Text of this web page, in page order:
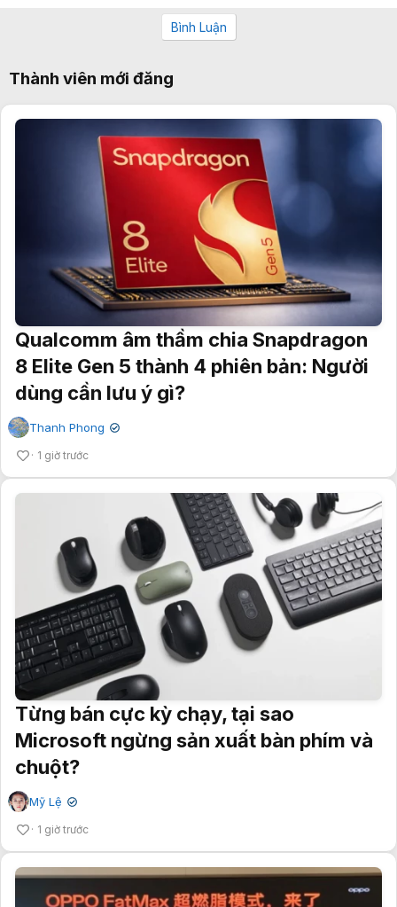
Bình Luận
Thành viên mới đăng
Qualcomm âm thầm chia Snapdragon
8 Elite Gen 5 thành 4 phiên bản: Người
dùng cần lưu ý gì?
Thanh Phong ✔
1 giờ trước
Từng bán cực kỳ chạy, tại sao
Microsoft ngừng sản xuất bàn phím và
chuột?
Mỹ Lệ ✔
1 giờ trước